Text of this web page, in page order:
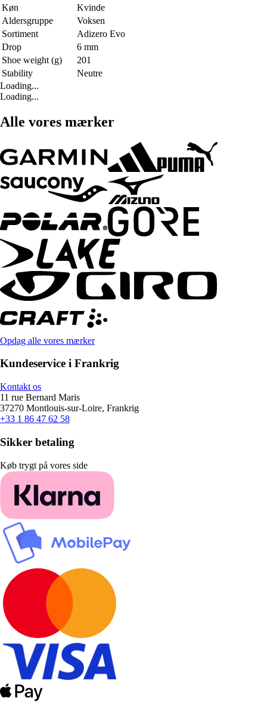
Køn
Kvinde
Aldersgruppe
Voksen
Sortiment
Adizero Evo
Drop
6 mm
Shoe weight (g)
201
Stability
Neutre
Loading...
Loading...
Alle vores mærker
Opdag alle vores mærker
Kundeservice i Frankrig
Kontakt os
11 rue Bernard Maris
37270 Montlouis-sur-Loire, Frankrig
+33 1 86 47 62 58
Sikker betaling
Køb trygt på vores side